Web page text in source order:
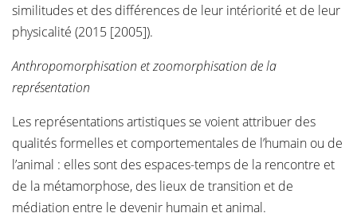
similitudes et des différences de leur intériorité et de leur
physicalité (2015 [2005]).
Anthropomorphisation et zoomorphisation de la
représentation
Les représentations artistiques se voient attribuer des
qualités formelles et comportementales de l’humain ou de
l’animal : elles sont des espaces-temps de la rencontre et
de la métamorphose, des lieux de transition et de
médiation entre le devenir humain et animal.